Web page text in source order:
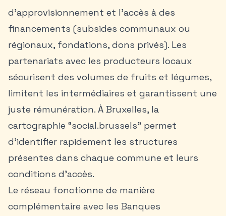
d’approvisionnement et l’accès à des
financements (subsides communaux ou
régionaux, fondations, dons privés). Les
partenariats avec les producteurs locaux
sécurisent des volumes de fruits et légumes,
limitent les intermédiaires et garantissent une
juste rémunération. À Bruxelles, la
cartographie “social.brussels” permet
d’identifier rapidement les structures
présentes dans chaque commune et leurs
conditions d’accès.
Le réseau fonctionne de manière
complémentaire avec les Banques